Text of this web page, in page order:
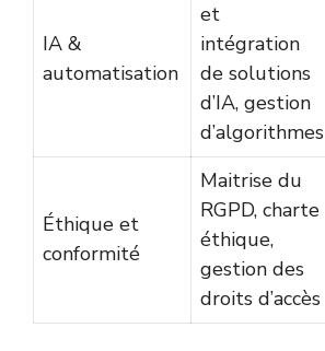
IA &
automatisation
et
intégration
de solutions
d’IA, gestion
d’algorithmes
Éthique et
conformité
Maitrise du
RGPD, charte
éthique,
gestion des
droits d’accès